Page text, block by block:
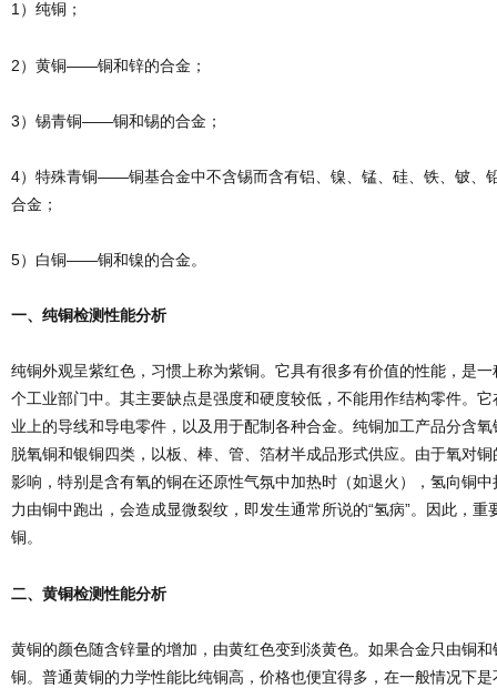
1）纯铜；
2）黄铜——铜和锌的合金；
3）锡青铜——铜和锡的合金；
4）特殊青铜——铜基合金中不含锡而含有铝、镍、锰、硅、铁、铍、
合金；
5）白铜——铜和镍的合金。
一、纯铜检测性能分析
纯铜外观呈紫红色，习惯上称为紫铜。它具有很多有价值的性能，是
个工业部门中。其主要缺点是强度和硬度较低，不能用作结构零件。
业上的导线和导电零件，以及用于配制各种合金。纯铜加工产品分含
脱氧铜和银铜四类，以板、棒、管、箔材半成品形式供应。由于氧对
影响，特别是含有氧的铜在还原性气氛中加热时（如退火），氢向铜
力由铜中跑出，会造成显微裂纹，即发生通常所说的“氢病”。因此，
铜。
二、黄铜检测性能分析
黄铜的颜色随含锌量的增加，由黄红色变到淡黄色。如果合金只由铜
铜。普通黄铜的力学性能比纯铜高，价格也便宜得多，在一般情况下